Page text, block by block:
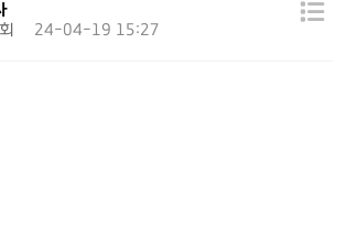
24-04-19 15:27